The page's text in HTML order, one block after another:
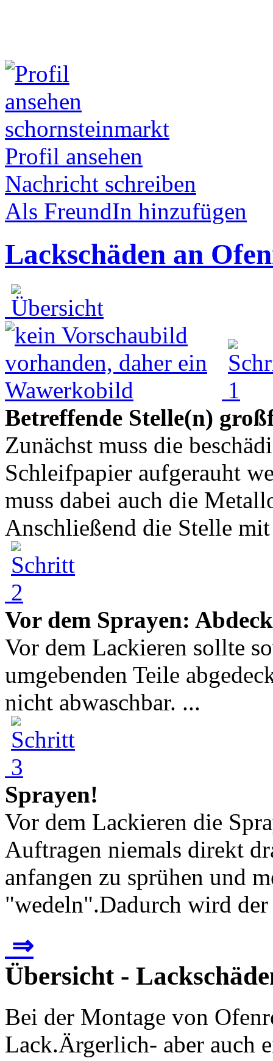
schornsteinmarkt
Profil ansehen
Nachricht schreiben
Als FreundIn hinzufügen
Lackschäden an
Betreffende Stelle(n)
Zunächst muss die
Schleifpapier aufgerauht
muss dabei auch die
Anschließend die Stelle
Vor dem Sprayen:
Vor dem Lackieren sollte
umgebenden Teile
nicht abwaschbar. ...
Sprayen!
Vor dem Lackieren die
Auftragen niemals direkt
anfangen zu sprühen und
"wedeln".Dadurch wird
⇒
Übersicht -
Bei der Montage von
Lack.Ärgerlich- aber auch